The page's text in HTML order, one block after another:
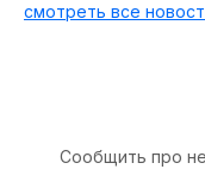
смотреть все
Сообщить про